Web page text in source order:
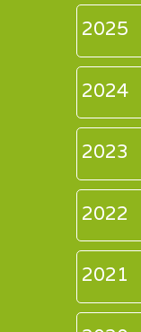
2025
2024
2023
2022
2021